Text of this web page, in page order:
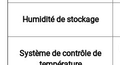
Humidité de stockage
Système de contrôle de